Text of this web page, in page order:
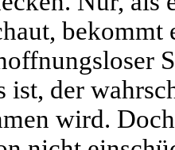
bekommt
ist, der
wird.